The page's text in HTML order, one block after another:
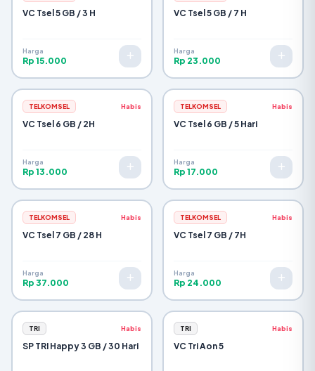
VC Tsel 5 GB / 3 H
Harga
Rp 15.000
VC Tsel 5 GB / 7 H
Harga
Rp 23.000
TELKOMSEL Habis
VC Tsel 6 GB / 2H
Harga
Rp 13.000
TELKOMSEL Habis
VC Tsel 6 GB / 5 Hari
Harga
Rp 17.000
TELKOMSEL Habis
VC Tsel 7 GB / 28 H
Harga
Rp 37.000
TELKOMSEL Habis
VC Tsel 7 GB / 7H
Harga
Rp 24.000
TRI Habis
SP TRI Happy 3 GB / 30 Hari
TRI Habis
VC Tri Aon 5